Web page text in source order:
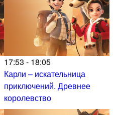
17:53 - 18:05
Карли – искательница
приключений. Древнее
королевство